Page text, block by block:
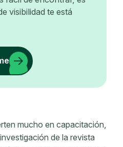
visibilidad te está
mucho en capacitación,
de la revista